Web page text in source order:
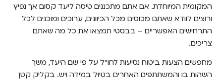
המקומית המיוחדת. אם אתם מתכננים טיסה ליעד קסום אך נפיץ
ורוצים לוודא שאתם מכוסים מכל הכיוונים, ערוכים ומוכנים לכל
התרחישים האפשריים – בבסטי תמצאו את כל מה שאתם
צריכים.
מחפשים הצעות ביטוח נסיעות לחו"ל על פי שם היעד, משך
השהות בו והמשתתפים האחרים בטיול במידה ויש. בקליק קטן